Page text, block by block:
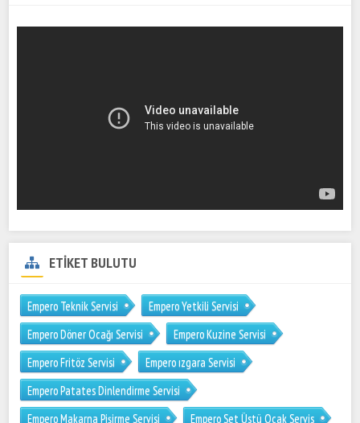
ETİKET BULUTU
Empero Teknik Servisi
Empero Yetkili Servisi
Empero Döner Ocağı Servisi
Empero Kuzine Servisi
Empero Fritöz Servisi
Empero ızgara Servisi
Empero Patates Dinlendirme Servisi
Empero Makarna Pişirme Servisi
Empero Set Üstü Ocak Servis